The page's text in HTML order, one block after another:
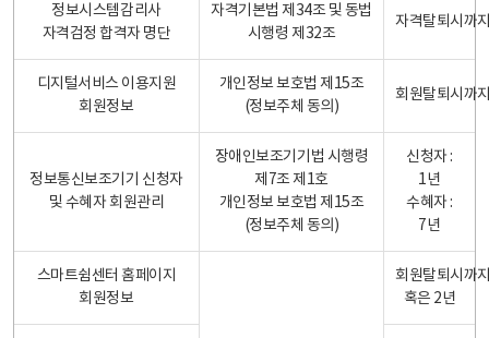
정보시스템감리사
자격검정 합격자 명단
자격기본법 제34조 및 동법
시행령 제32조
자격탈퇴시까
디지털서비스 이용지원
회원정보
개인정보 보호법 제15조
(정보주체 동의)
회원탈퇴시까
정보통신보조기기 신청자
및 수혜자 회원관리
장애인보조기기법 시행령
제7조 제1호
개인정보 보호법 제15조
(정보주체 동의)
신청자 :
1년
수혜자 :
7년
스마트쉼센터 홈페이지
회원정보
회원탈퇴시까
혹은 2년